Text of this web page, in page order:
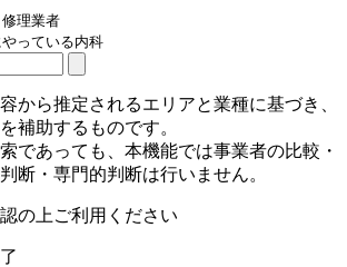
理業者
っている内科
から推定されるエリアと業種に基づき、
補助するものです。
であっても、本機能では事業者の比較・
断・専門的判断は行いません。
の上ご利用ください